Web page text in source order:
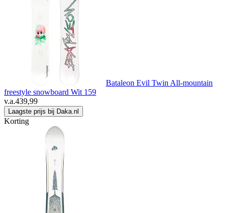
Bataleon Evil Twin All-mountain
freestyle snowboard Wit 159
v.a.439,99
Laagste prijs bij Daka.nl
Korting